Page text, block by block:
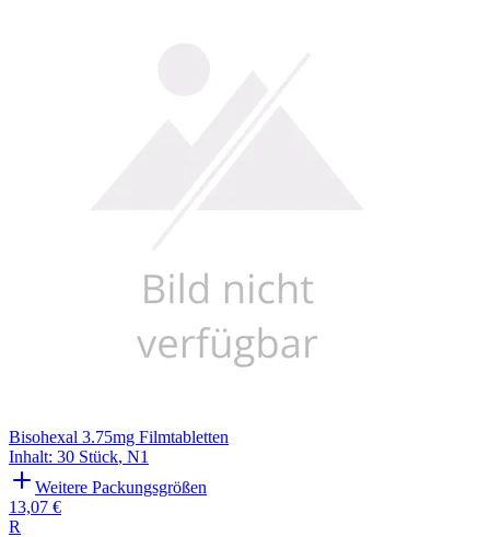
Bisohexal 3.75mg Filmtabletten
Inhalt: 30 Stück, N1
Weitere Packungsgrößen
13,07 €
R